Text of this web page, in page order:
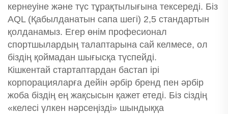
кернеуіне және түс тұрақтылығына тексереді. Біз
AQL (Қабылданатын сапа шегі) 2,5 стандартын
қолданамыз. Егер өнім професионал
спортшылардың талаптарына сай келмесе, ол
біздің қоймадан шығысқа түспейді.
Кішкентай стартаптардан бастап ірі
корпорацияларға дейін әрбір бренд пен әрбір
жоба біздің ең жақсысын қажет етеді. Біз сіздің
«келесі үлкен нәрсеңізді» шындыққа